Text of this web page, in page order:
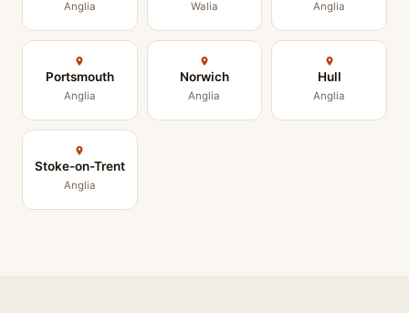
Anglia Walia Anglia
Portsmouth
Anglia
Norwich
Anglia
Hull
Anglia
Stoke-on-Trent
Anglia